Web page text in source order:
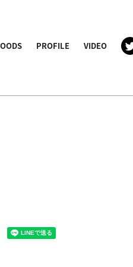
PROFILE VIDEO